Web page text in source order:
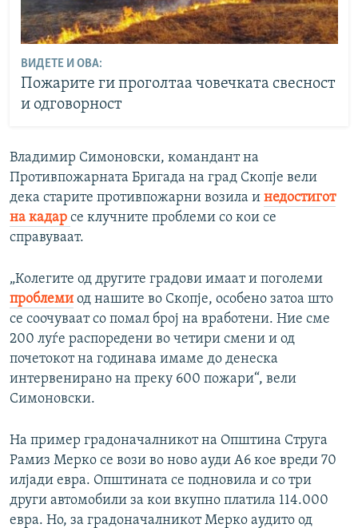
ВИДЕТЕ И ОВА:
Пожарите ги проголтаа човечката свесност
и одговорност
Владимир Симоновски, командант на
Противпожарната Бригада на град Скопје вели
дека старите противпожарни возила и недостигот
на кадар се клучните проблеми со кои се
справуваат.
„Колегите од другите градови имаат и поголеми
проблеми од нашите во Скопје, особено затоа што
се соочуваат со помал број на вработени. Ние сме
200 луѓе распоредени во четири смени и од
почетокот на годинава имаме до денеска
интервенирано на преку 600 пожари“, вели
Симоновски.
На пример градоначалникот на Општина Струга
Рамиз Мерко се вози во ново ауди А6 кое вреди 70
илјади евра. Општината се подновила и со три
други автомобили за кои вкупно платила 114.000
евра. Но, за градоначалникот Мерко аудито од